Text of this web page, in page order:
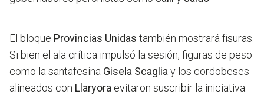
El bloque Provincias Unidas también mostrará fisuras.
Si bien el ala crítica impulsó la sesión, figuras de peso
como la santafesina Gisela Scaglia y los cordobeses
alineados con Llaryora evitaron suscribir la iniciativa.